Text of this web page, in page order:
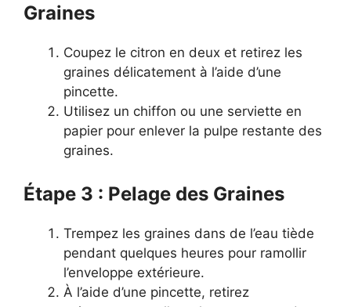
Graines
Coupez le citron en deux et retirez les
graines délicatement à l’aide d’une
pincette.
Utilisez un chiffon ou une serviette en
papier pour enlever la pulpe restante des
graines.
Étape 3 : Pelage des Graines
Trempez les graines dans de l’eau tiède
pendant quelques heures pour ramollir
l’enveloppe extérieure.
À l’aide d’une pincette, retirez